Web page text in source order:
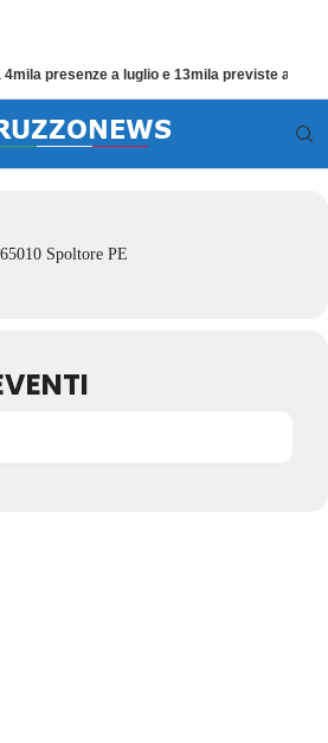
presenze a luglio e 13mila previste a
Spoltore PE